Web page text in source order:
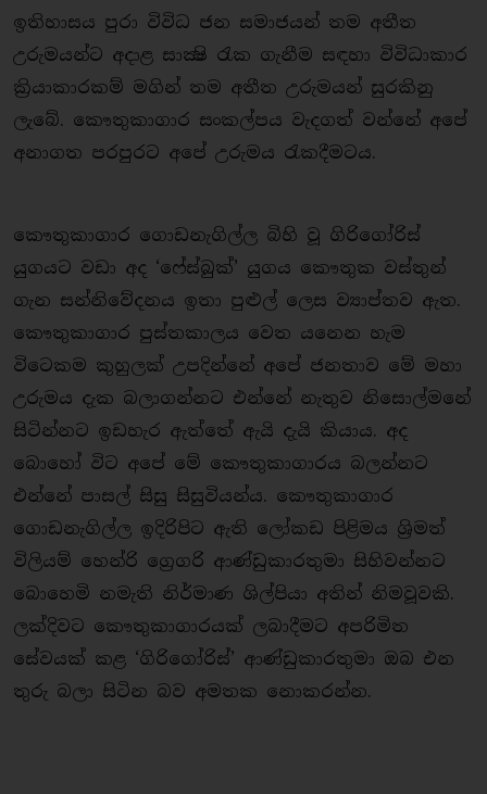
ඉතිහාසය පුරා විවිධ ජන සමාජයන් තම අතීත
උරුමයන්ට අදාළ සාක්‍ෂි රැක ගැනීම සඳහා විවිධාකාර
ක්‍රියාකාරකම් මගින් තම අතීත උරුමයන් සුරකිනු
ලැබේ. කෞතුකාගාර සංකල්පය වැදගත් වන්නේ අපේ
අනාගත පරපුරට අපේ උරුමය රැකදීමටය.
කෞතුකාගාර ගොඩනැගිල්ල බිහි වූ ගිරිගෝරිස්
යුගයට වඩා අද ‘ෆේස්බුක්’ යුගය කෞතුක වස්තුන්
ගැන සන්නිවේදනය ඉතා පුළුල් ලෙස ව්‍යාප්තව ඇත.
කෞතුකාගාර පුස්තකාලය වෙත යනෙන හැම
විටෙකම කුහුලක් උපදින්නේ අපේ ජනතාව මේ මහා
උරුමය දැක බලාගන්නට එන්නේ නැතුව නිසොල්මනේ
සිටින්නට ඉඩහැර ඇත්තේ ඇයි දැයි කියාය. අද
බොහෝ විට අපේ මේ කෞතුකාගාරය බලන්නට
එන්නේ පාසල් සිසු සිසුවියන්ය. කෞතුකාගාර
ගොඩනැගිල්ල ඉදිරිපිට ඇති ලෝකඩ පිළිමය ශ්‍රිමත්
විලියම් හෙන්රි ග්‍රෙගරි ආණ්ඩුකාරතුමා සිහිවන්නට
බොහෙමි නමැති නිර්මාණ ශිල්පියා අතින් නිමවූවකි.
ලක්දිවට කෞතුකාගාරයක් ලබාදීමට අපරිමිත
සේවයක් කළ ‘ගිරිගෝරිස්’ ආණ්ඩුකාරතුමා ඔබ එන
තුරු බලා සිටින බව අමතක නොකරන්න.